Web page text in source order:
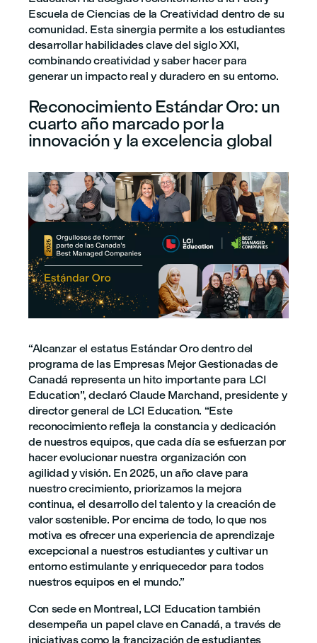
Escuela de Ciencias de la Creatividad dentro de su
comunidad. Esta sinergia permite a los estudiantes
desarrollar habilidades clave del siglo XXI,
combinando creatividad y saber hacer para
generar un impacto real y duradero en su entorno.
Reconocimiento Estándar Oro: un
cuarto año marcado por la
innovación y la excelencia global
“Alcanzar el estatus Estándar Oro dentro del
programa de las Empresas Mejor Gestionadas de
Canadá representa un hito importante para LCI
Education”, declaró Claude Marchand, presidente y
director general de LCI Education. “Este
reconocimiento refleja la constancia y dedicación
de nuestros equipos, que cada día se esfuerzan por
hacer evolucionar nuestra organización con
agilidad y visión. En 2025, un año clave para
nuestro crecimiento, priorizamos la mejora
continua, el desarrollo del talento y la creación de
valor sostenible. Por encima de todo, lo que nos
motiva es ofrecer una experiencia de aprendizaje
excepcional a nuestros estudiantes y cultivar un
entorno estimulante y enriquecedor para todos
nuestros equipos en el mundo.”
Con sede en Montreal, LCI Education también
desempeña un papel clave en Canadá, a través de
iniciativas como la francización de estudiantes